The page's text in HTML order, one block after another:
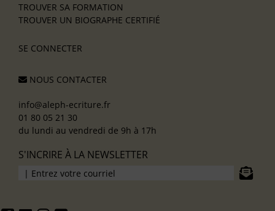
TROUVER SA FORMATION
TROUVER UN BIOGRAPHE CERTIFIÉ
SE CONNECTER
NOUS CONTACTER
info@aleph-ecriture.fr
01 80 05 21 30
du lundi au vendredi de 9h à 17h
S'INCRIRE À LA NEWSLETTER